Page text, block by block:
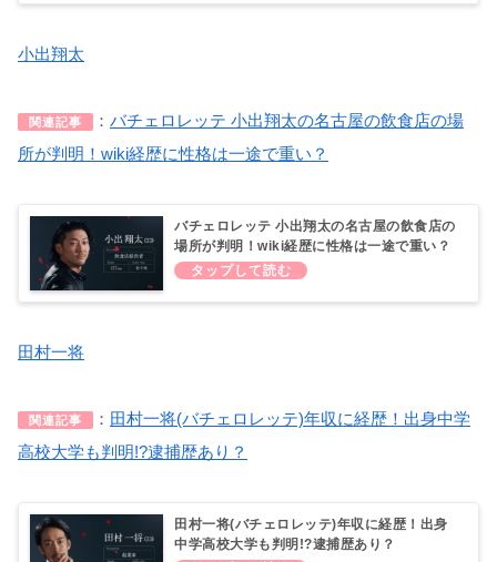
小出翔太
関連記事 ： バチェロレッテ 小出翔太の名古屋の飲食店の場
所が判明！wiki経歴に性格は一途で重い？
バチェロレッテ 小出翔太の名古屋の飲食店の
場所が判明！wiki経歴に性格は一途で重い？
田村一将
関連記事 ： 田村一将(バチェロレッテ)年収に経歴！出身中学
高校大学も判明!?逮捕歴あり？
田村一将(バチェロレッテ)年収に経歴！出身
中学高校大学も判明!?逮捕歴あり？